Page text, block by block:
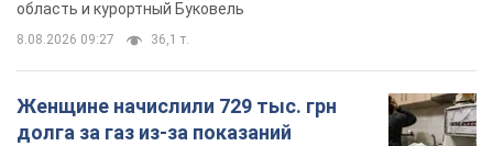
область и курортный Буковель
8.08.2026 09:27 36,1 т.
Женщине начислили 729 тыс. грн
долга за газ из-за показаний